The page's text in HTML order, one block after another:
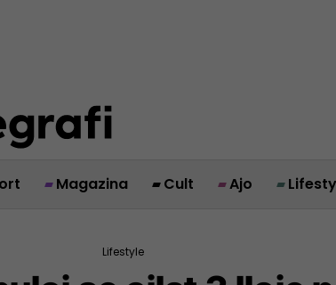
Magazina Cult Ajo
Lifestyle